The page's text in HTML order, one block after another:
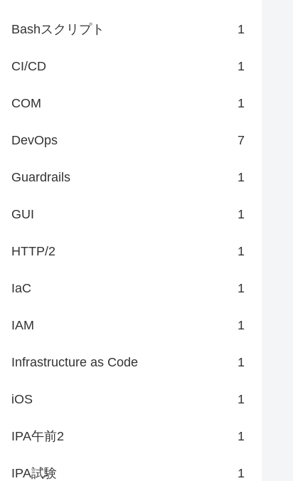
Bashスクリプト 1
CI/CD 1
COM 1
DevOps 7
Guardrails 1
GUI 1
HTTP/2 1
IaC 1
IAM 1
Infrastructure as Code 1
iOS 1
IPA午前2 1
IPA試験 1